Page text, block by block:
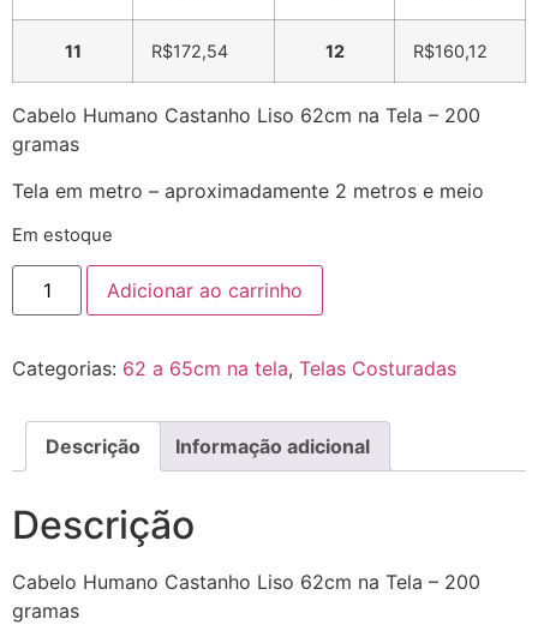
11 R$172,54 12 R$160,12
Cabelo Humano Castanho Liso 62cm na Tela – 200
gramas
Tela em metro – aproximadamente 2 metros e meio
Em estoque
Adicionar ao carrinho
Categorias: 62 a 65cm na tela, Telas Costuradas
Descrição Informação adicional
Descrição
Cabelo Humano Castanho Liso 62cm na Tela – 200
gramas